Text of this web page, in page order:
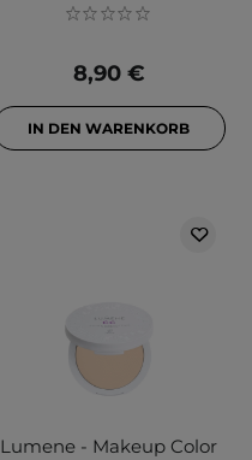
8,90 €
IN DEN WARENKORB
Lumene - Makeup Color